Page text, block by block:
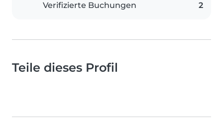
Verifizierte Buchungen 2
Teile dieses Profil